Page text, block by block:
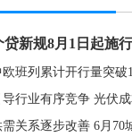
贷新规8月1日起施
欧班列累计开行量突
导行业有序竞争 光伏
需关系逐步改善 6月70